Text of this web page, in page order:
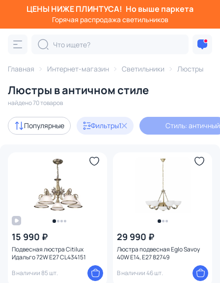
ЦЕНЫ НИЖЕ ПЛИНТУСА! Но выше паркета
Горячая распродажа светильников
Главная Интернет-магазин Светильники Люстры
Люстры в античном стиле
найдено 70 товаров
Популярные Фильтры1 Стиль: античный
15 990 ₽
Подвесная люстра Citilux
Идальго 72W E27 CL434151
В наличии 85 шт.
29 990 ₽
Люстра подвесная Eglo Savoy
40W E14, E27 82749
В наличии 46 шт.
Фильтры
Категория:
подвесные потолочные светодиодные
Акции 3
Дизайнерский свет 1
В наличии 58
Цена
От До
Бренд